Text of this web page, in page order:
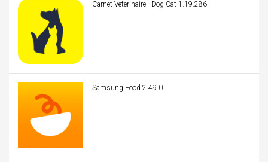
Carnet Veterinaire - Dog Cat 1.19.286
Samsung Food 2.49.0